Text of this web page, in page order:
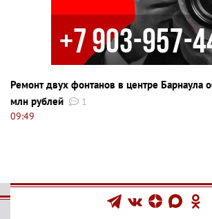
Ремонт двух фонтанов в центре Барнаула
млн рублей
1
09:49